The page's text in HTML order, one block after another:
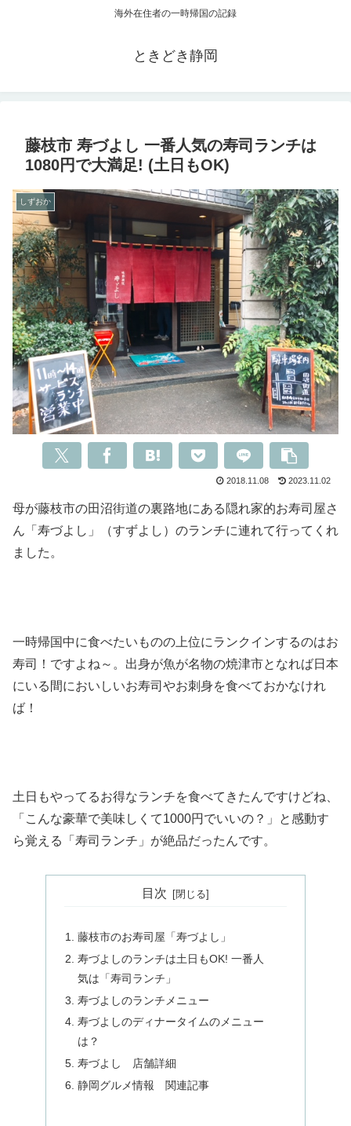
海外在住者の一時帰国の記録
ときどき静岡
藤枝市 寿づよし 一番人気の寿司ランチは
1080円で大満足! (土日もOK)
しずおか
2018.11.08 2023.11.02
母が藤枝市の田沼街道の裏路地にある隠れ家的お寿司屋さ
ん「寿づよし」（すずよし）のランチに連れて行ってくれ
ました。
一時帰国中に食べたいものの上位にランクインするのはお
寿司！ですよね～。出身が魚が名物の焼津市となれば日本
にいる間においしいお寿司やお刺身を食べておかなけれ
ば！
土日もやってるお得なランチを食べてきたんですけどね、
「こんな豪華で美味しくて1000円でいいの？」と感動す
ら覚える「寿司ランチ」が絶品だったんです。
目次
藤枝市のお寿司屋「寿づよし」
寿づよしのランチは土日もOK! 一番人
気は「寿司ランチ」
寿づよしのランチメニュー
寿づよしのディナータイムのメニュー
は？
寿づよし 店舗詳細
静岡グルメ情報 関連記事